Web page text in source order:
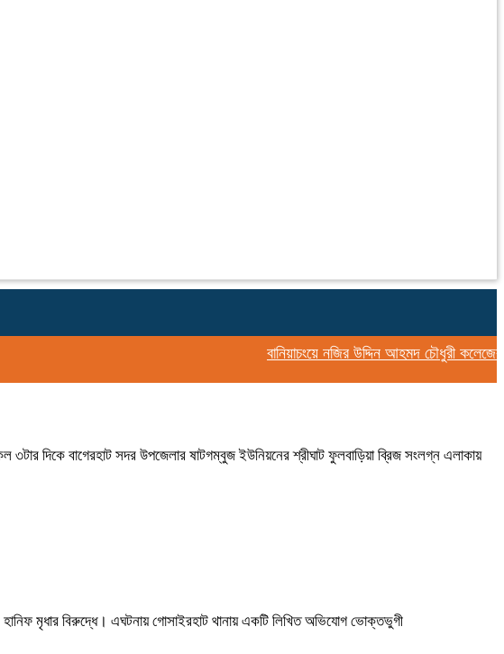
বানিয়াচংয়ে নজির উদ্দিন আহমদ চৌধুরী কলেজের
দিকে বাগেরহাট সদর উপজেলার ষাটগম্বুজ ইউনিয়নের শ্রীঘাট ফুলবাড়িয়া ব্রিজ সংলগ্ন এলাকায়
মৃধার বিরুদ্ধে। এঘটনায় গোসাইরহাট থানায় একটি লিখিত অভিযোগ ভোক্তভুগী